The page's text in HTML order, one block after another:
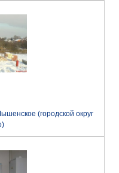
(городской округ